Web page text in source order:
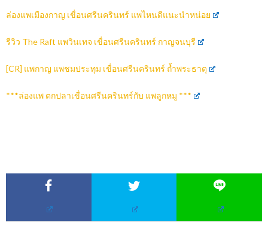
ล่องแพเมืองกาญ เขื่อนศรีนครินทร์ แพไหนดีแนะนำหน่อย
รีวิว The Raft แพวินเทจ เขื่อนศรีนครินทร์ กาญจนบุรี
[CR] แพกาญ แพชมประทุม เขื่อนศรีนครินทร์ ถ้ำพระธาตุ
***ล่องแพ ตกปลาเขื่อนศรีนครินทร์กับ แพลูกหมู ***